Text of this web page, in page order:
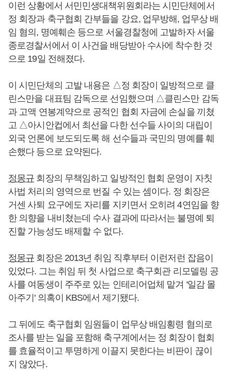
이런 상황에서 서민민생대책위원회라는 시민단체에서
정 회장과 축구협회 간부들을 강요, 업무방해, 업무상 배
임 혐의, 명예훼손 등으로 서울경찰청에 고발하자 서울
종로경찰서에서 이 사건을 배당받아 수사에 착수한 것
으로 19일 전해졌다.
이 시민단체의 고발 내용은 △정 회장이 일방적으로 클
린스만을 대표팀 감독으로 선임했으며 △클린스만 감독
과 고액 연봉계약으로 공적인 협회 자금에 손실을 끼쳤
고 △아시안컵에서 최선을 다한 선수들 사이의 대립이
외국 언론에 보도되도록 해 선수들과 국민의 명예를 훼
손했다 등으로 요약된다.
정몽규 회장의 무책임하고 일방적인 협회 운영이 자칫
사법 처리의 영역으로 번질 수 있는 셈이다. 정 회장은
거센 사퇴 요구에도 자리를 지키면서 오히려 4연임을 향
한 의향을 내비쳤는데 수사 결과에 따라서는 불명예 퇴
진할 가능성도 배제할 수 없다.
정몽규 회장은 2013년 취임 직후부터 이런저런 잡음이
있었다. 그는 취임 뒤 첫 사업으로 축구회관 리모델링 공
사를 여동생이 주주로 있는 인테리어업체 맡겨 '일감 몰
아주기' 의혹이 KBS에서 제기됐다.
그 뒤에도 축구협회 임원들이 업무상 배임횡령 혐의로
조사를 받는 일을 포함해 축구계에서는 정 회장이 협회
를 효율적이고 투명하게 이끌지 못한다는 비판이 끊이
지 않았다.